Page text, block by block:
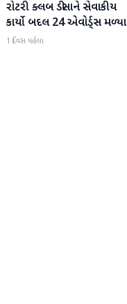
બનાસકાંઠા
રોટરી ક્લબ ડીસાને સેવાકીય
કાર્યો બદલ 24 એવોર્ડ્સ મળ્યા
1 દિવસ પહેલા